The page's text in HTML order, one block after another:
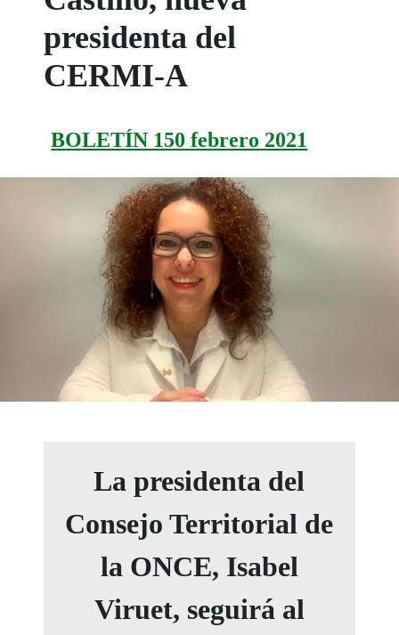
presidenta del
CERMI-A
BOLETÍN 150 febrero 2021
La presidenta del
Consejo Territorial de
la ONCE, Isabel
Viruet, seguirá al